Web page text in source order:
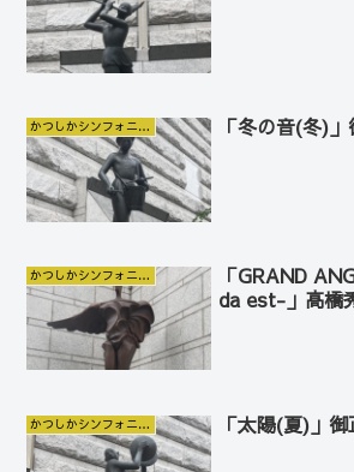
かつしかシンフォニーヒルズ 「冬の音(冬)
かつしかシンフォニーヒルズ
「GRAND
da est-」高橋
かつしかシンフォニーヒルズ 「太陽(夏)」